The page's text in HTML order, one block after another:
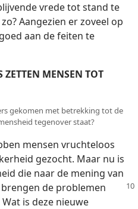
vrede tot stand te
Aangezien er zoveel op
aan de feiten te
ZETTEN MENSEN TOT
gekomen met betrekking tot de
tegenover staat?
mensen vruchteloos
gezocht. Maar nu is
die naar de mening van
de problemen
is deze nieuwe